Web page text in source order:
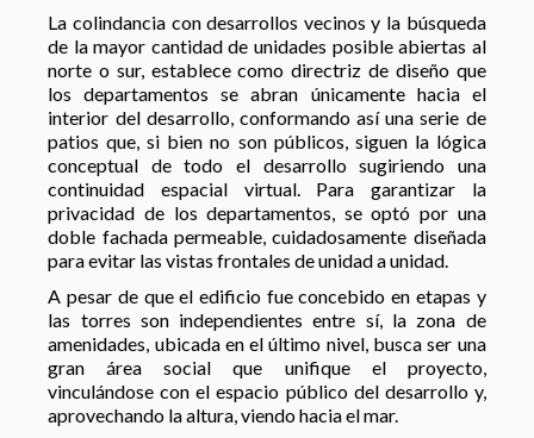
La colindancia con desarrollos vecinos y la búsqueda
de la mayor cantidad de unidades posible abiertas al
norte o sur, establece como directriz de diseño que
los departamentos se abran únicamente hacia el
interior del desarrollo, conformando así una serie de
patios que, si bien no son públicos, siguen la lógica
conceptual de todo el desarrollo sugiriendo una
continuidad espacial virtual. Para garantizar la
privacidad de los departamentos, se optó por una
doble fachada permeable, cuidadosamente diseñada
para evitar las vistas frontales de unidad a unidad.
A pesar de que el edificio fue concebido en etapas y
las torres son independientes entre sí, la zona de
amenidades, ubicada en el último nivel, busca ser una
gran área social que unifique el proyecto,
vinculándose con el espacio público del desarrollo y,
aprovechando la altura, viendo hacia el mar.